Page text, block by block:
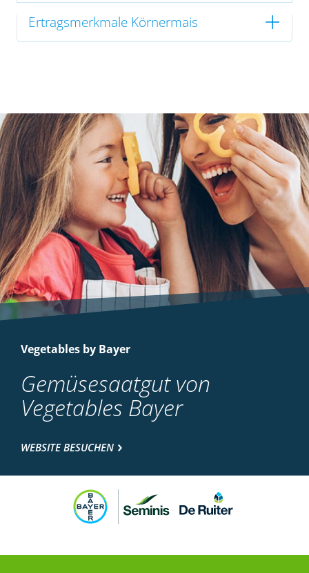
Ertragsmerkmale Körnermais
Vegetables by Bayer
Gemüsesaatgut von
Vegetables Bayer
WEBSITE BESUCHEN